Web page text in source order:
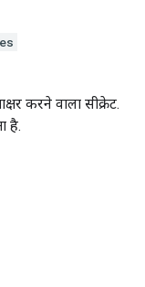
करने वाला सीक्रेट.
है.